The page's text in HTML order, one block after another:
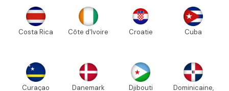
Costa Rica Côte d'Ivoire Croatie Cuba
Curaçao Danemark Djibouti
Dominicaine,